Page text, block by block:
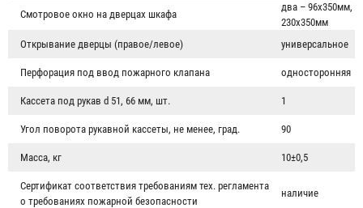
Смотровое окно на дверцах шкафа
два – 96х350мм,
230х350мм
Открывание дверцы (правое/левое)
универсальное
Перфорация под ввод пожарного клапана односторонняя
Кассета под рукав d 51, 66 мм, шт. 1
Угол поворота рукавной кассеты, не менее, град. 90
Масса, кг 10±0,5
Сертификат соответствия требованиям тех. регламента
о требованиях пожарной безопасности
наличие